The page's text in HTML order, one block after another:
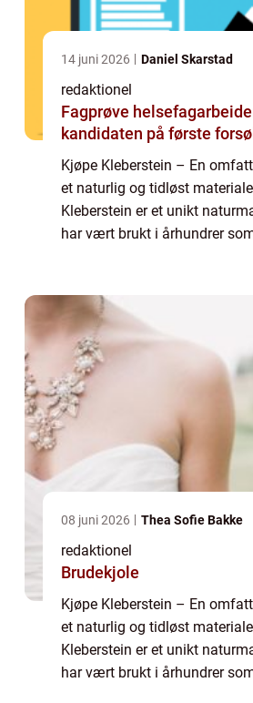
14 juni 2026 Daniel Skarstad
redaktionel
Fagprøve helsefagarbeider slik
kandidaten på første
Kjøpe Kleberstein – En
et naturlig og tidløst
Kleberstein er et unikt
har vært brukt i århundrer
08 juni 2026 Thea Sofie Bakke
redaktionel
Brudekjole
Kjøpe Kleberstein – En
et naturlig og tidløst
Kleberstein er et unikt
har vært brukt i århundrer